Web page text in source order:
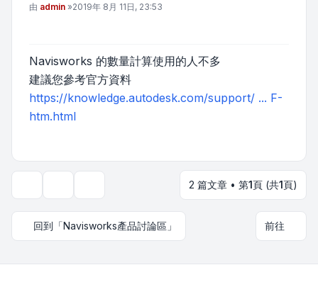
文章
由 admin »2019年 8月 11日, 23:53
Navisworks 的數量計算使用的人不多
建議您參考官方資料
https://knowledge.autodesk.com/support/ ... F-
htm.html
2 篇文章 • 第1頁 (共1頁)
回到「Navisworks產品討論區」 前往